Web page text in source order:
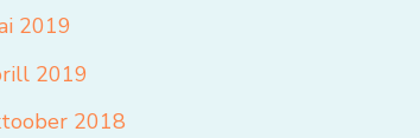
2019
2019
2018